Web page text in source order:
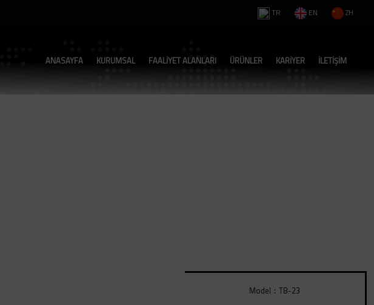
TR EN ZH
ANASAYFA KURUMSAL FAALİYET ALANLARI ÜRÜNLER KARİYER İLETİŞİM
Model：TB-23